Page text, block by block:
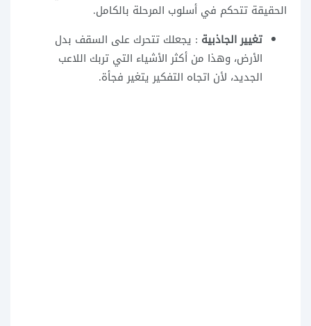
الحقيقة تتحكم في أسلوب المرحلة بالكامل.
تغيير الجاذبية : يجعلك تتحرك على السقف بدل
الأرض، وهذا من أكثر الأشياء التي تربك اللاعب
الجديد، لأن اتجاه التفكير يتغير فجأة.